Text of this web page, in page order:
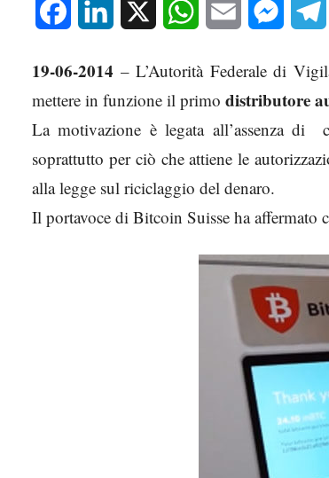
Facebook LinkedIn WhatsAppEmail
19-06-2014 – L’Autorità Federale di
mettere in funzione il primo distributore
La motivazione è legata all’assenza di
soprattutto per ciò che attiene le
alla legge sul riciclaggio del denaro.
Il portavoce di Bitcoin Suisse ha affermato